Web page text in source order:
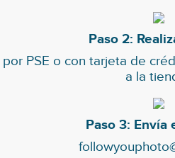
Paso 2:
por PSE o con tarjeta de
a la
Paso 3: Envía